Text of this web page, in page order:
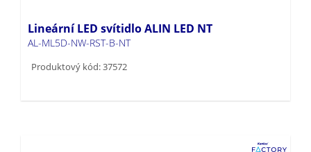
Lineární LED svítidlo ALIN LED NT
AL-ML5D-NW-RST-B-NT
Produktový kód: 37572